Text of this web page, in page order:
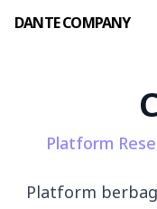
DANTE COMPANY
Platform
Platform